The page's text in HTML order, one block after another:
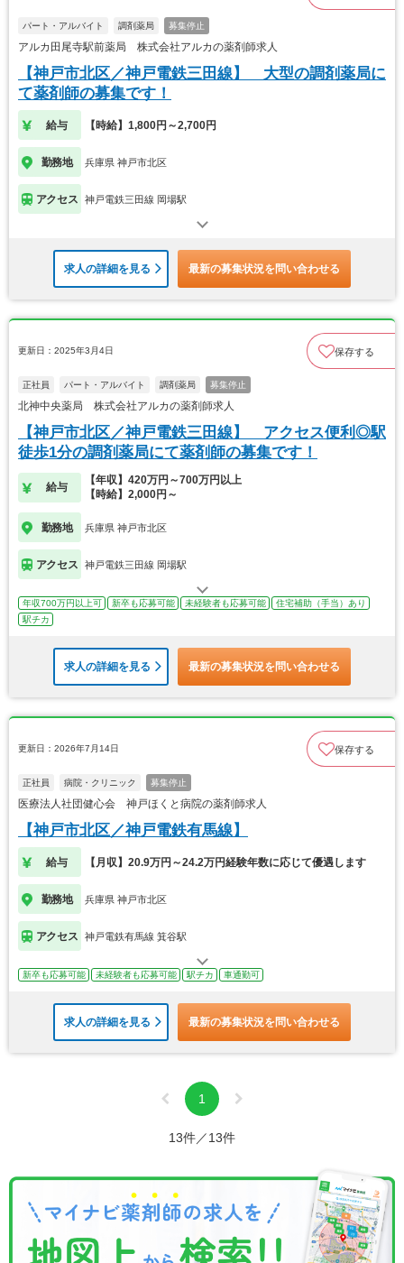
パート・アルバイト 調剤薬局 募集停止
アルカ田尾寺駅前薬局 株式会社アルカの薬剤師求人
【神戸市北区／神戸電鉄三田線】 大型の調剤薬局に
て薬剤師の募集です！
給与 【時給】1,800円～2,700円
勤務地 兵庫県 神戸市北区
アクセス 神戸電鉄三田線 岡場駅
求人の詳細を見る 最新の募集状況を問い合わせる
更新日：2025年3月4日 保存する
正社員 パート・アルバイト 調剤薬局 募集停止
北神中央薬局 株式会社アルカの薬剤師求人
【神戸市北区／神戸電鉄三田線】 アクセス便利◎駅
徒歩1分の調剤薬局にて薬剤師の募集です！
給与
【年収】420万円～700万円以上
【時給】2,000円～
勤務地 兵庫県 神戸市北区
アクセス 神戸電鉄三田線 岡場駅
年収700万円以上可 新卒も応募可能 未経験者も応募可能
住宅補助（手当）あり
駅チカ
求人の詳細を見る 最新の募集状況を問い合わせる
更新日：2026年7月14日 保存する
正社員 病院・クリニック 募集停止
医療法人社団健心会 神戸ほくと病院の薬剤師求人
【神戸市北区／神戸電鉄有馬線】
給与 【月収】20.9万円～24.2万円経験年数に応じて優遇します
勤務地 兵庫県 神戸市北区
アクセス 神戸電鉄有馬線 箕谷駅
新卒も応募可能 未経験者も応募可能 駅チカ 車通勤可
求人の詳細を見る 最新の募集状況を問い合わせる
1
13件／13件